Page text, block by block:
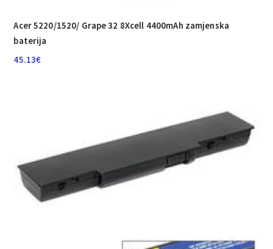
Acer 5220/­1520/­ Grape 32 8Xcell 4400mAh zamjenska
baterija
45.13€